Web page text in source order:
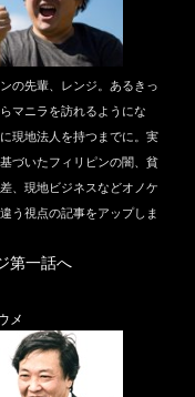
の先輩、レンジ。あるきっ
マニラを訪れるようにな
現地法人を持つまでに。実
づいたフィリピンの闇、貧
、現地ビジネスなどオノケ
う視点の記事をアップしま
第一話へ
メ